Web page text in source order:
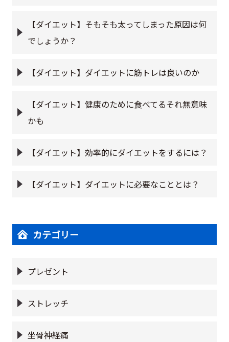
【ダイエット】そもそも太ってしまった原因は何
でしょうか？
【ダイエット】ダイエットに筋トレは良いのか
【ダイエット】健康のために食べてるそれ無意味
かも
【ダイエット】効率的にダイエットをするには？
【ダイエット】ダイエットに必要なこととは？
カテゴリー
プレゼント
ストレッチ
坐骨神経痛